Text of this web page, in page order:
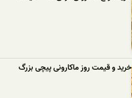
خرید و قیمت روز ماکارونی پیچی بزرگ